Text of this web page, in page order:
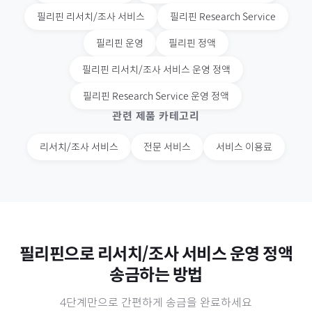
필리핀 리서치/조사 서비스 필리핀 Research Service
필리핀 운영 필리핀 정액
필리핀 리서치/조사 서비스 운영 정액
필리핀 Research Service 운영 정액
관련 제품 카테고리
리서치/조사 서비스 전문 서비스 서비스 이용료
필리핀으로 리서치/조사 서비스 운영 정액
송금하는 방법
4단계만으로 간편하게 송금을 완료하세요